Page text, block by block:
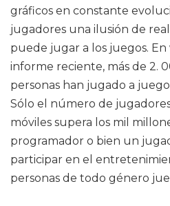
gráficos en constante
jugadores una ilusión de
puede jugar a los juegos.
informe reciente, más de 2.
personas han jugado a
Sólo el número de
móviles supera los mil
programador o bien un
participar en el
personas de todo género